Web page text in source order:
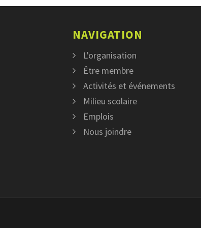
NAVIGATION
L'organisation
Être membre
Activités et événements
Milieu scolaire
Emplois
Nous joindre